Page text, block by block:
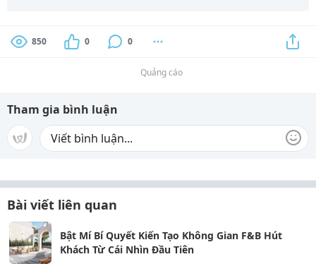
850 0 0
Quảng cáo
Tham gia bình luận
Bài viết liên quan
Bật Mí Bí Quyết Kiến Tạo Không Gian F&B Hút
Khách Từ Cái Nhìn Đầu Tiên